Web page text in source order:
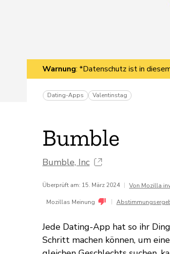
Warnung: *Datenschutz ist in
Dating-Apps Valentinstag
Bumble
Bumble, Inc
Überprüft am: 15. März 2024 | Von Mozilla
Mozillas Meinung |
Jede Dating-App hat so ihr
Schritt machen können, um